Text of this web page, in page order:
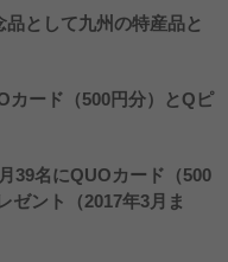
として九州の特産品と
カード（500円分）とQピ
39名にQUOカード（500
ゼント（2017年3月ま